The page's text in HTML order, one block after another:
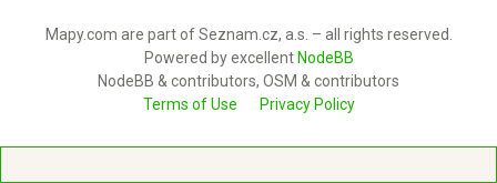
Mapy.com are part of Seznam.cz, a.s. – all rights reserved.
Powered by excellent NodeBB
NodeBB & contributors, OSM & contributors
Terms of Use
Privacy Policy